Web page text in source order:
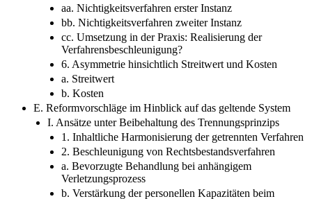
aa. Nichtigkeitsverfahren erster Instanz
bb. Nichtigkeitsverfahren zweiter Instanz
cc. Umsetzung in der Praxis: Realisierung der
Verfahrensbeschleunigung?
6. Asymmetrie hinsichtlich Streitwert und Kosten
a. Streitwert
b. Kosten
E. Reformvorschläge im Hinblick auf das geltende System
I. Ansätze unter Beibehaltung des Trennungsprinzips
1. Inhaltliche Harmonisierung der getrennten Verfahren
2. Beschleunigung von Rechtsbestandsverfahren
a. Bevorzugte Behandlung bei anhängigem
Verletzungsprozess
b. Verstärkung der personellen Kapazitäten beim